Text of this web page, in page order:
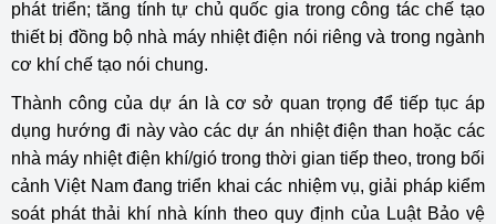
phát triển; tăng tính tự chủ quốc gia trong công tác chế tạo
thiết bị đồng bộ nhà máy nhiệt điện nói riêng và trong ngành
cơ khí chế tạo nói chung.
Thành công của dự án là cơ sở quan trọng để tiếp tục áp
dụng hướng đi này vào các dự án nhiệt điện than hoặc các
nhà máy nhiệt điện khí/gió trong thời gian tiếp theo, trong bối
cảnh Việt Nam đang triển khai các nhiệm vụ, giải pháp kiểm
soát phát thải khí nhà kính theo quy định của Luật Bảo vệ